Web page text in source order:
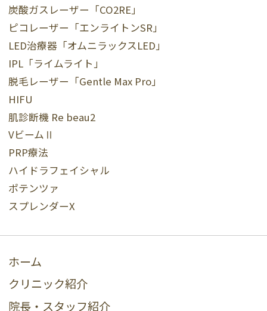
炭酸ガスレーザー「CO2RE」
ピコレーザー「エンライトンSR」
LED治療器「オムニラックスLED」
IPL「ライムライト」
脱毛レーザー「Gentle Max Pro」
HIFU
肌診断機 Re beau2
VビームⅡ
PRP療法
ハイドラフェイシャル
ポテンツァ
スプレンダーX
ホーム
クリニック紹介
院長・スタッフ紹介